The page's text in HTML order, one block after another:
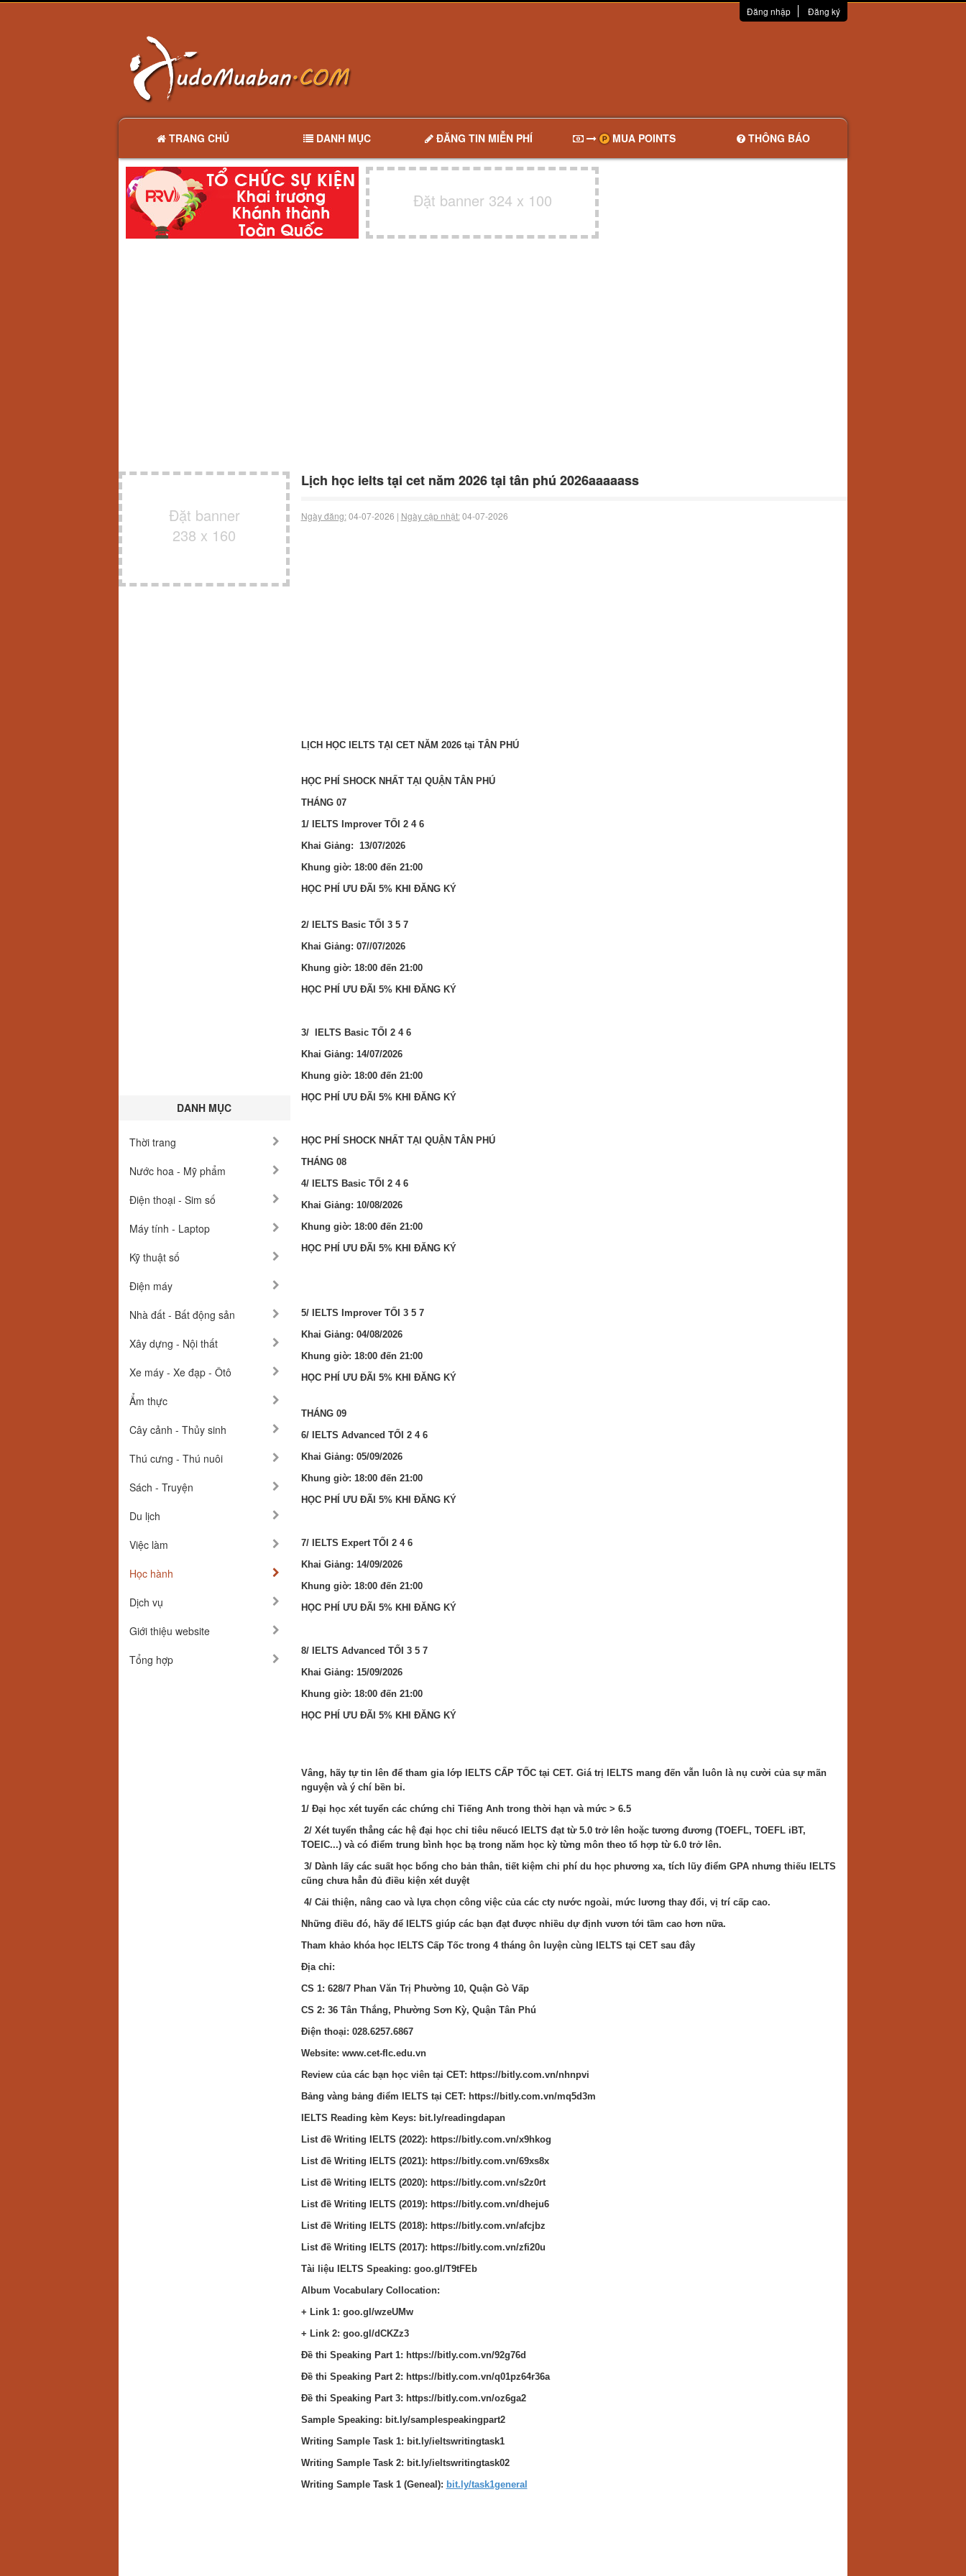
Đăng nhập Đăng ký
TRANG CHỦ DANH MỤC ĐĂNG TIN MIỄN PHÍ MUA POINTS THÔNG BÁO
Đặt banner 324 x 100
Đặt banner
238 x 160
DANH MỤC
Thời trang
Nước hoa - Mỹ phẩm
Điện thoại - Sim số
Máy tính - Laptop
Kỹ thuật số
Điện máy
Nhà đất - Bất động sản
Xây dựng - Nội thất
Xe máy - Xe đạp - Ôtô
Ẩm thực
Cây cảnh - Thủy sinh
Thú cưng - Thú nuôi
Sách - Truyện
Du lịch
Việc làm
Học hành
Dịch vụ
Giới thiệu website
Tổng hợp
Lịch học ielts tại cet năm 2026 tại tân phú 2026aaaaass
Ngày đăng:04-07-2026 | Ngày cập nhật:04-07-2026
LỊCH HỌC IELTS TẠI CET NĂM 2026 tại TÂN PHÚ
HỌC PHÍ SHOCK NHẤT TẠI QUẬN TÂN PHÚ
THÁNG 07
1/ IELTS Improver TỐI 2 4 6
Khai Giảng: 13/07/2026
Khung giờ: 18:00 đến 21:00
HỌC PHÍ ƯU ĐÃI 5% KHI ĐĂNG KÝ
2/ IELTS Basic TỐI 3 5 7
Khai Giảng: 07//07/2026
Khung giờ: 18:00 đến 21:00
HỌC PHÍ ƯU ĐÃI 5% KHI ĐĂNG KÝ
3/ IELTS Basic TỐI 2 4 6
Khai Giảng: 14/07/2026
Khung giờ: 18:00 đến 21:00
HỌC PHÍ ƯU ĐÃI 5% KHI ĐĂNG KÝ
HỌC PHÍ SHOCK NHẤT TẠI QUẬN TÂN PHÚ
THÁNG 08
4/ IELTS Basic TỐI 2 4 6
Khai Giảng: 10/08/2026
Khung giờ: 18:00 đến 21:00
HỌC PHÍ ƯU ĐÃI 5% KHI ĐĂNG KÝ
5/ IELTS Improver TỐI 3 5 7
Khai Giảng: 04/08/2026
Khung giờ: 18:00 đến 21:00
HỌC PHÍ ƯU ĐÃI 5% KHI ĐĂNG KÝ
THÁNG 09
6/ IELTS Advanced TỐI 2 4 6
Khai Giảng: 05/09/2026
Khung giờ: 18:00 đến 21:00
HỌC PHÍ ƯU ĐÃI 5% KHI ĐĂNG KÝ
7/ IELTS Expert TỐI 2 4 6
Khai Giảng: 14/09/2026
Khung giờ: 18:00 đến 21:00
HỌC PHÍ ƯU ĐÃI 5% KHI ĐĂNG KÝ
8/ IELTS Advanced TỐI 3 5 7
Khai Giảng: 15/09/2026
Khung giờ: 18:00 đến 21:00
HỌC PHÍ ƯU ĐÃI 5% KHI ĐĂNG KÝ
Vâng, hãy tự tin lên để tham gia lớp IELTS CẤP TỐC tại CET. Giá trị IELTS mang đến vẫn luôn là nụ cười của sự mãn
nguyện và ý chí bền bỉ.
1/ Đại học xét tuyển các chứng chỉ Tiếng Anh trong thời hạn và mức > 6.5
2/ Xét tuyển thẳng các hệ đại học chỉ tiêu nếucó IELTS đạt từ 5.0 trở lên hoặc tương đương (TOEFL, TOEFL iBT,
TOEIC...) và có điểm trung bình học bạ trong năm học kỳ từng môn theo tổ hợp từ 6.0 trở lên.
3/ Dành lấy các suất học bổng cho bản thân, tiết kiệm chi phí du học phương xa, tích lũy điểm GPA nhưng thiếu IELTS
cũng chưa hẳn đủ điều kiện xét duyệt
4/ Cải thiện, nâng cao và lựa chọn công việc của các cty nước ngoài, mức lương thay đổi, vị trí cấp cao.
Những điều đó, hãy để IELTS giúp các bạn đạt được nhiều dự định vươn tới tầm cao hơn nữa.
Tham khảo khóa học IELTS Cấp Tốc trong 4 tháng ôn luyện cùng IELTS tại CET sau đây
Địa chỉ:
CS 1: 628/7 Phan Văn Trị Phường 10, Quận Gò Vấp
CS 2: 36 Tân Thắng, Phường Sơn Kỳ, Quận Tân Phú
Điện thoại: 028.6257.6867
Website: www.cet-flc.edu.vn
Review của các bạn học viên tại CET: https://bitly.com.vn/nhnpvi
Bảng vàng bảng điểm IELTS tại CET: https://bitly.com.vn/mq5d3m
IELTS Reading kèm Keys: bit.ly/readingdapan
List đề Writing IELTS (2022): https://bitly.com.vn/x9hkog
List đề Writing IELTS (2021): https://bitly.com.vn/69xs8x
List đề Writing IELTS (2020): https://bitly.com.vn/s2z0rt
List đề Writing IELTS (2019): https://bitly.com.vn/dheju6
List đề Writing IELTS (2018): https://bitly.com.vn/afcjbz
List đề Writing IELTS (2017): https://bitly.com.vn/zfi20u
Tài liệu IELTS Speaking: goo.gl/T9tFEb
Album Vocabulary Collocation:
+ Link 1: goo.gl/wzeUMw
+ Link 2: goo.gl/dCKZz3
Đề thi Speaking Part 1: https://bitly.com.vn/92g76d
Đề thi Speaking Part 2: https://bitly.com.vn/q01pz64r36a
Đề thi Speaking Part 3: https://bitly.com.vn/oz6ga2
Sample Speaking: bit.ly/samplespeakingpart2
Writing Sample Task 1: bit.ly/ieltswritingtask1
Writing Sample Task 2: bit.ly/ieltswritingtask02
Writing Sample Task 1 (Geneal): bit.ly/task1general